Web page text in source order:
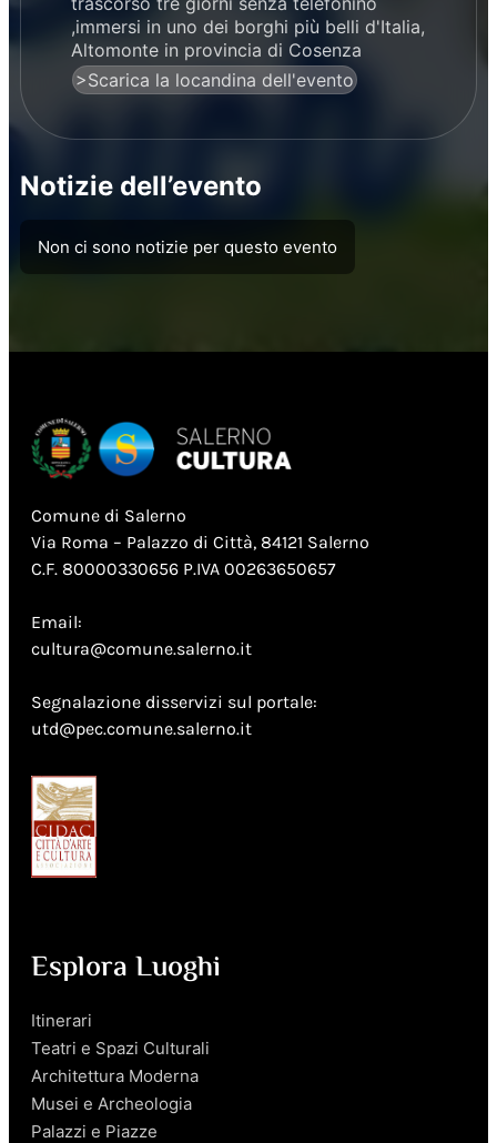
,immersi in uno dei borghi più belli d'Italia,
Altomonte in provincia di Cosenza
>Scarica la locandina dell'evento
Notizie dell’evento
Non ci sono notizie per questo evento
Comune di Salerno
Via Roma – Palazzo di Città, 84121 Salerno
C.F. 80000330656 P.IVA 00263650657
Email:
cultura@comune.salerno.it
Segnalazione disservizi sul portale:
utd@pec.comune.salerno.it
Esplora Luoghi
Itinerari
Teatri e Spazi Culturali
Architettura Moderna
Musei e Archeologia
Palazzi e Piazze